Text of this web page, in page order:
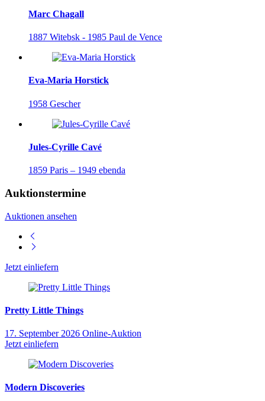
Marc Chagall
1887 Witebsk - 1985 Paul de Vence
Eva-Maria Horstick
1958 Gescher
Jules-Cyrille Cavé
1859 Paris – 1949 ebenda
Auktionstermine
Auktionen ansehen
Jetzt einliefern
Pretty Little Things
17. September 2026 Online-Auktion
Jetzt einliefern
Modern Discoveries